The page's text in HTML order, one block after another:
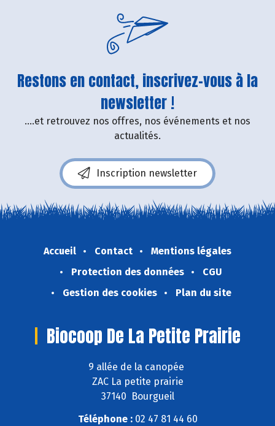
Restons en contact, inscrivez-vous à la
newsletter !
....et retrouvez nos offres, nos événements et nos
actualités.
Inscription newsletter
Accueil Contact
Mentions légales
Protection des données
CGU
Gestion des cookies
Plan du site
Biocoop De La Petite Prairie
9 allée de la canopée
ZAC La petite prairie
37140 Bourgueil
Téléphone :02 47 81 44 60